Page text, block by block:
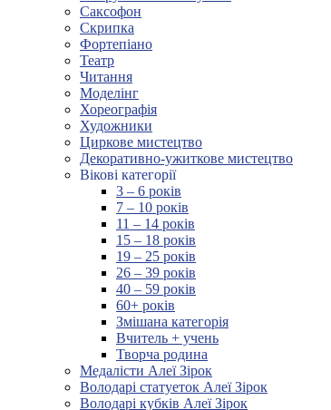
Саксофон
Скрипка
Фортепіано
Театр
Читання
Моделінг
Хореографія
Художники
Циркове мистецтво
Декоративно-ужиткове мистецтво
Вікові категорії
3 – 6 років
7 – 10 років
11 – 14 років
15 – 18 років
19 – 25 років
26 – 39 років
40 – 59 років
60+ років
Змішана категорія
Вчитель + учень
Творча родина
Медалісти Алеї Зірок
Володарі статуеток Алеї Зірок
Володарі кубків Алеї Зірок